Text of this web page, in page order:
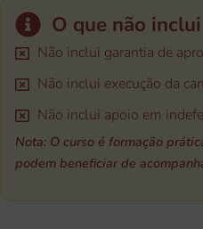
O que não inclui
Não inclui garantia de
Não inclui execução da
Não inclui apoio em
Nota: O curso é formação
podem beneficiar de